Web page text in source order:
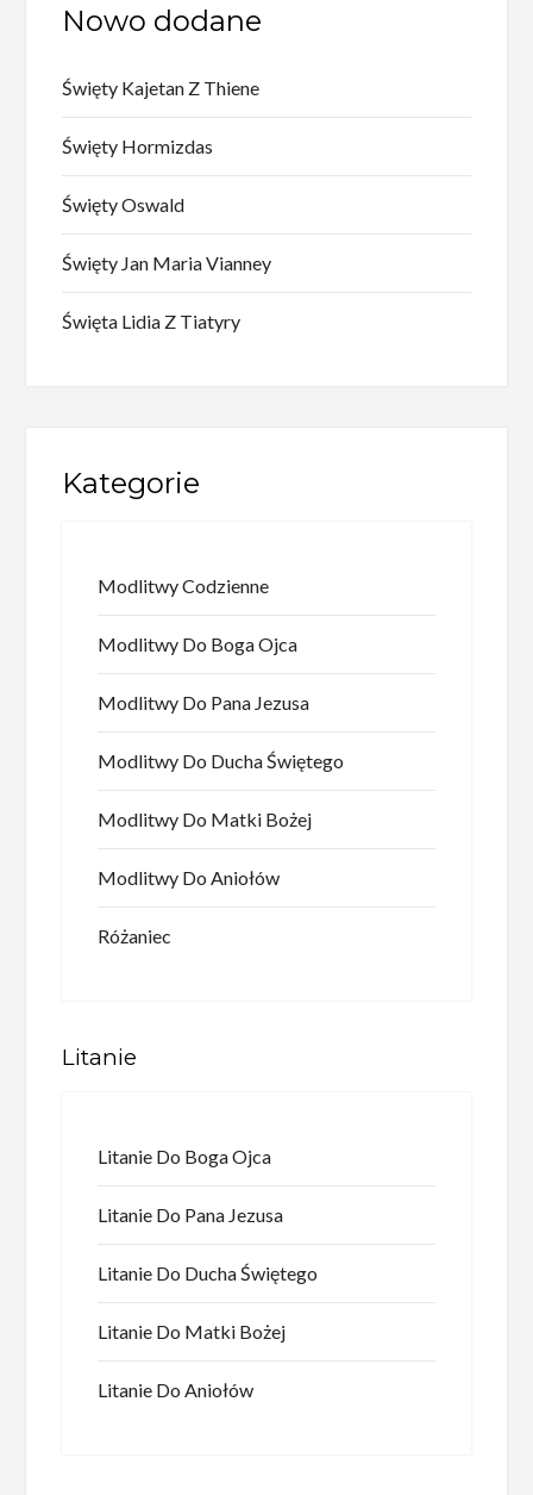
Nowo dodane
Święty Kajetan Z Thiene
Święty Hormizdas
Święty Oswald
Święty Jan Maria Vianney
Święta Lidia Z Tiatyry
Kategorie
Modlitwy Codzienne
Modlitwy Do Boga Ojca
Modlitwy Do Pana Jezusa
Modlitwy Do Ducha Świętego
Modlitwy Do Matki Bożej
Modlitwy Do Aniołów
Różaniec
Litanie
Litanie Do Boga Ojca
Litanie Do Pana Jezusa
Litanie Do Ducha Świętego
Litanie Do Matki Bożej
Litanie Do Aniołów